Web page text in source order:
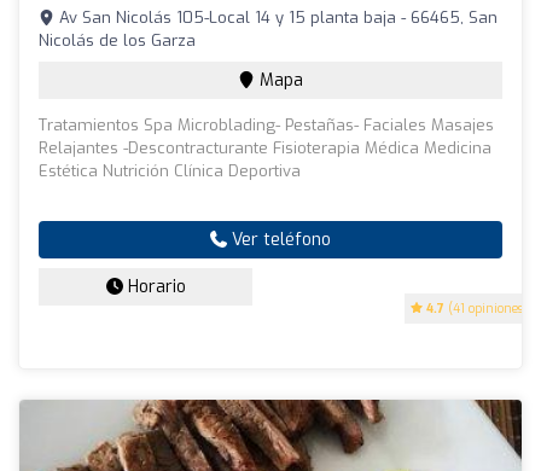
4.7 (41 opiniones)
Av San Nicolás 105-Local 14 y 15 planta baja - 66465, San
Nicolás de los Garza
Mapa
Tratamientos Spa Microblading- Pestañas- Faciales Masajes
Relajantes -Descontracturante Fisioterapia Médica Medicina
Estética Nutrición Clínica Deportiva
Ver teléfono
Horario